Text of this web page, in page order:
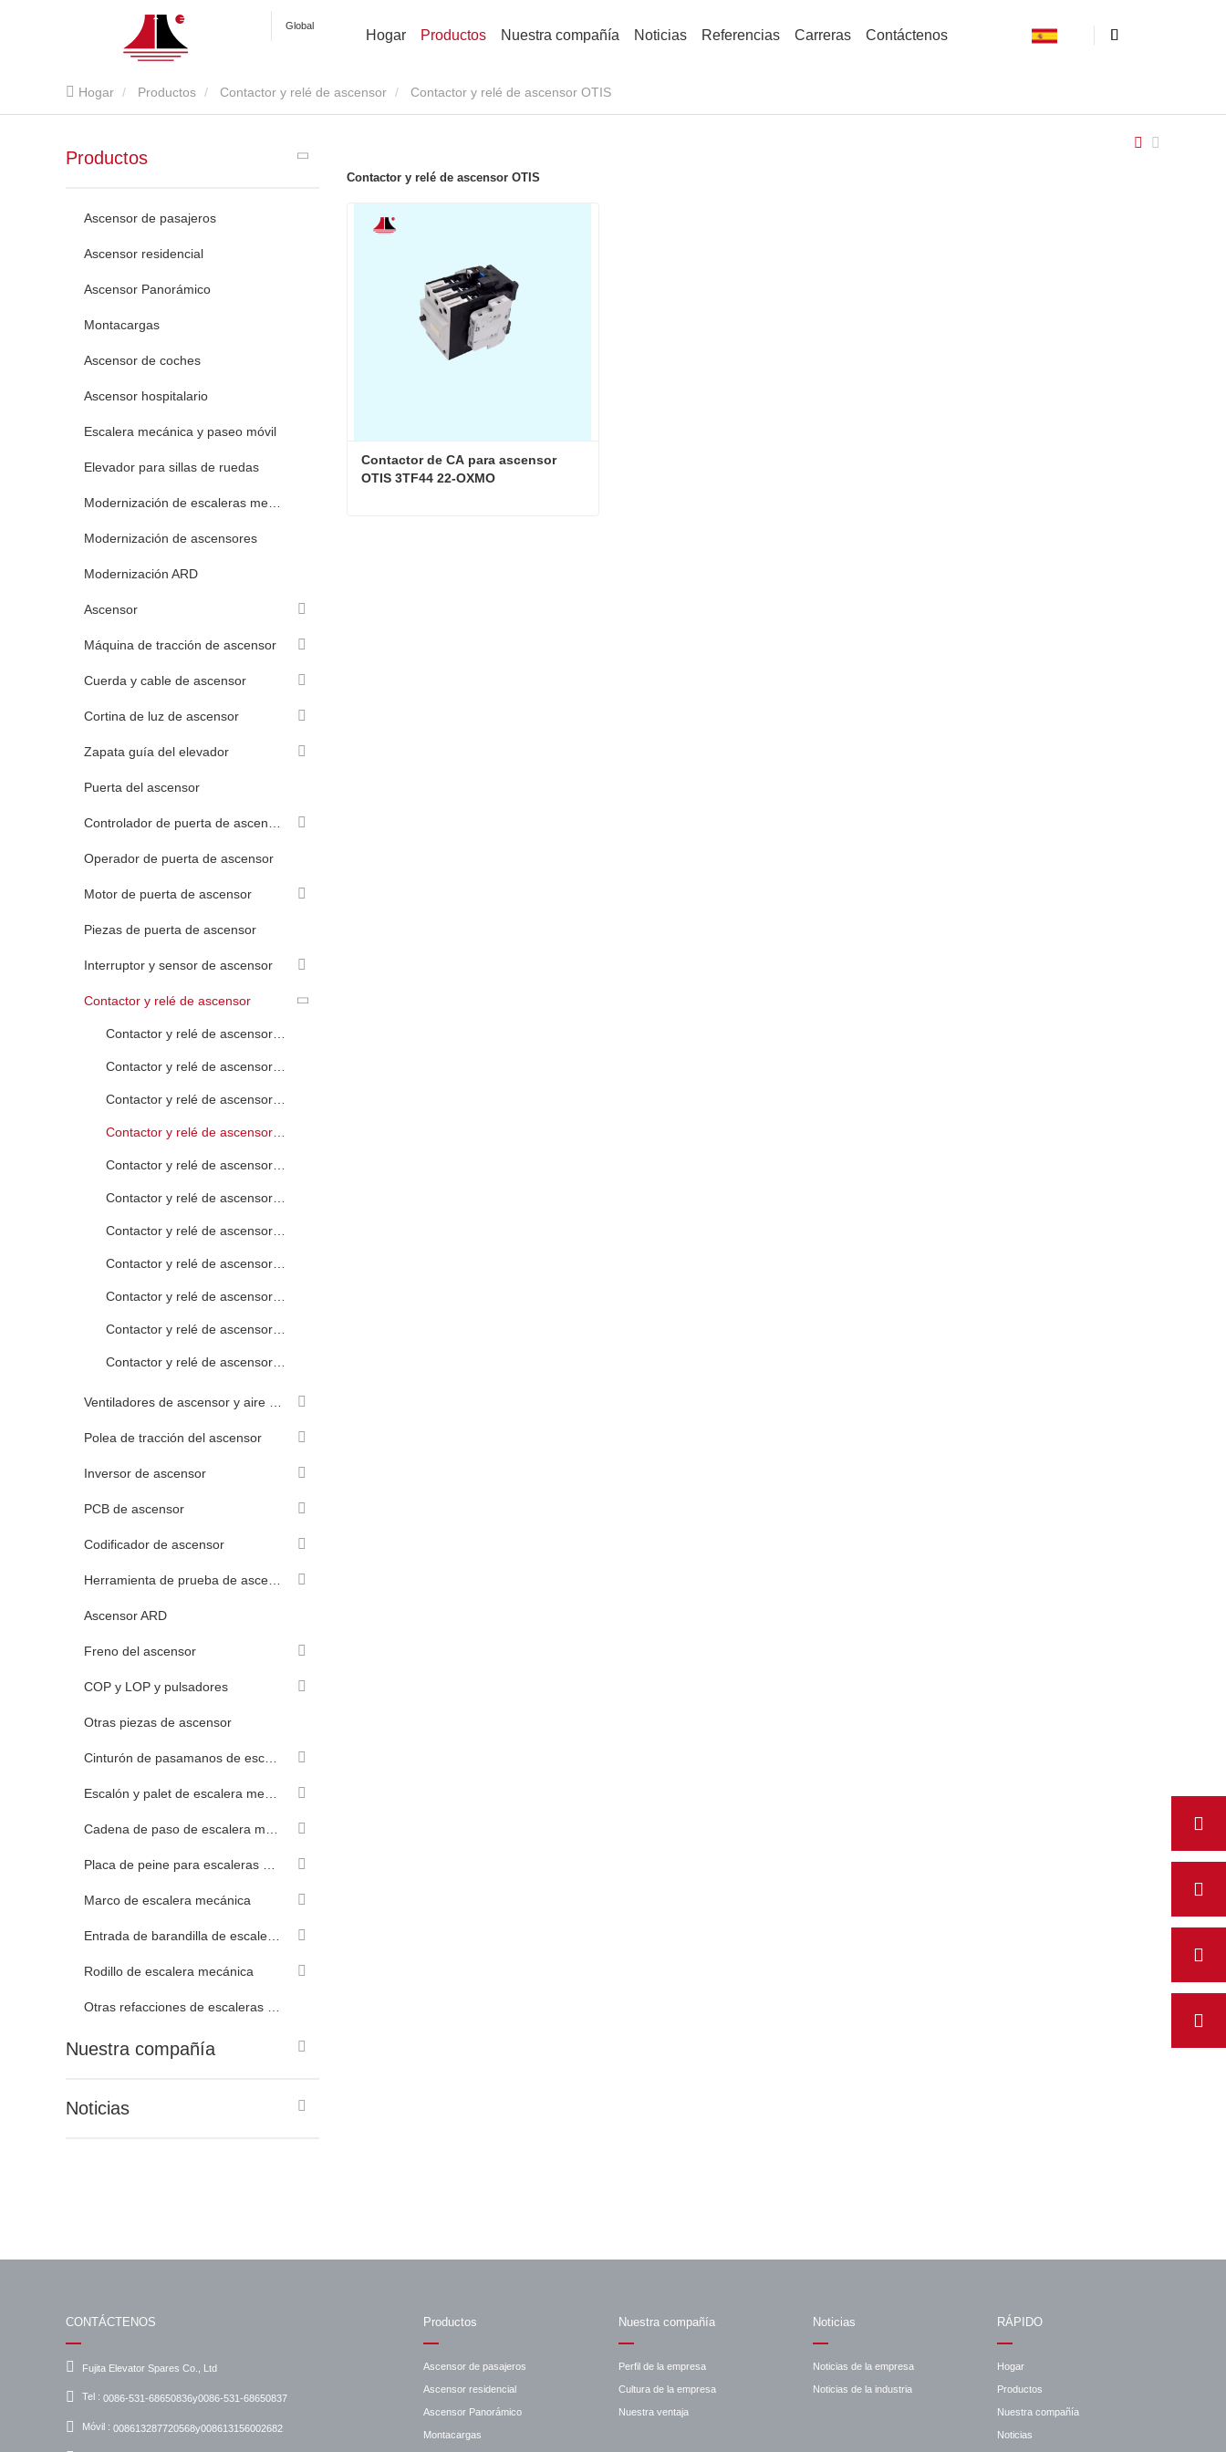
Global
Hogar Productos Nuestra compañía Noticias Referencias Carreras Contáctenos
Hogar Productos Contactor y relé de ascensor Contactor y relé de ascensor OTIS
Productos
Ascensor de pasajeros
Ascensor residencial
Ascensor Panorámico
Montacargas
Ascensor de coches
Ascensor hospitalario
Escalera mecánica y paseo móvil
Elevador para sillas de ruedas
Modernización de ascensores
Modernización ARD
Ascensor
Máquina de tracción de ascensor
Cuerda y cable de ascensor
Cortina de luz de ascensor
Zapata guía del elevador
Puerta del ascensor
Operador de puerta de ascensor
Motor de puerta de ascensor
Piezas de puerta de ascensor
Interruptor y sensor de ascensor
Contactor y relé de ascensor
Polea de tracción del ascensor
Inversor de ascensor
PCB de ascensor
Codificador de ascensor
Ascensor ARD
Freno del ascensor
COP y LOP y pulsadores
Otras piezas de ascensor
Marco de escalera mecánica
Rodillo de escalera mecánica
Nuestra compañía
Noticias
Contactor y relé de ascensor OTIS
Contactor de CA para ascensor
OTIS 3TF44 22-OXMO
CONTÁCTENOS
Fujita Elevator Spares Co., Ltd
Tel : 0086-531-68650836y0086-531-68650837
Móvil : 008613287720568y008613156002682
Productos
Ascensor de pasajeros
Ascensor residencial
Ascensor Panorámico
Montacargas
Nuestra compañía
Perfil de la empresa
Cultura de la empresa
Nuestra ventaja
Noticias
Noticias de la empresa
Noticias de la industria
RÁPIDO
Hogar
Productos
Nuestra compañía
Noticias